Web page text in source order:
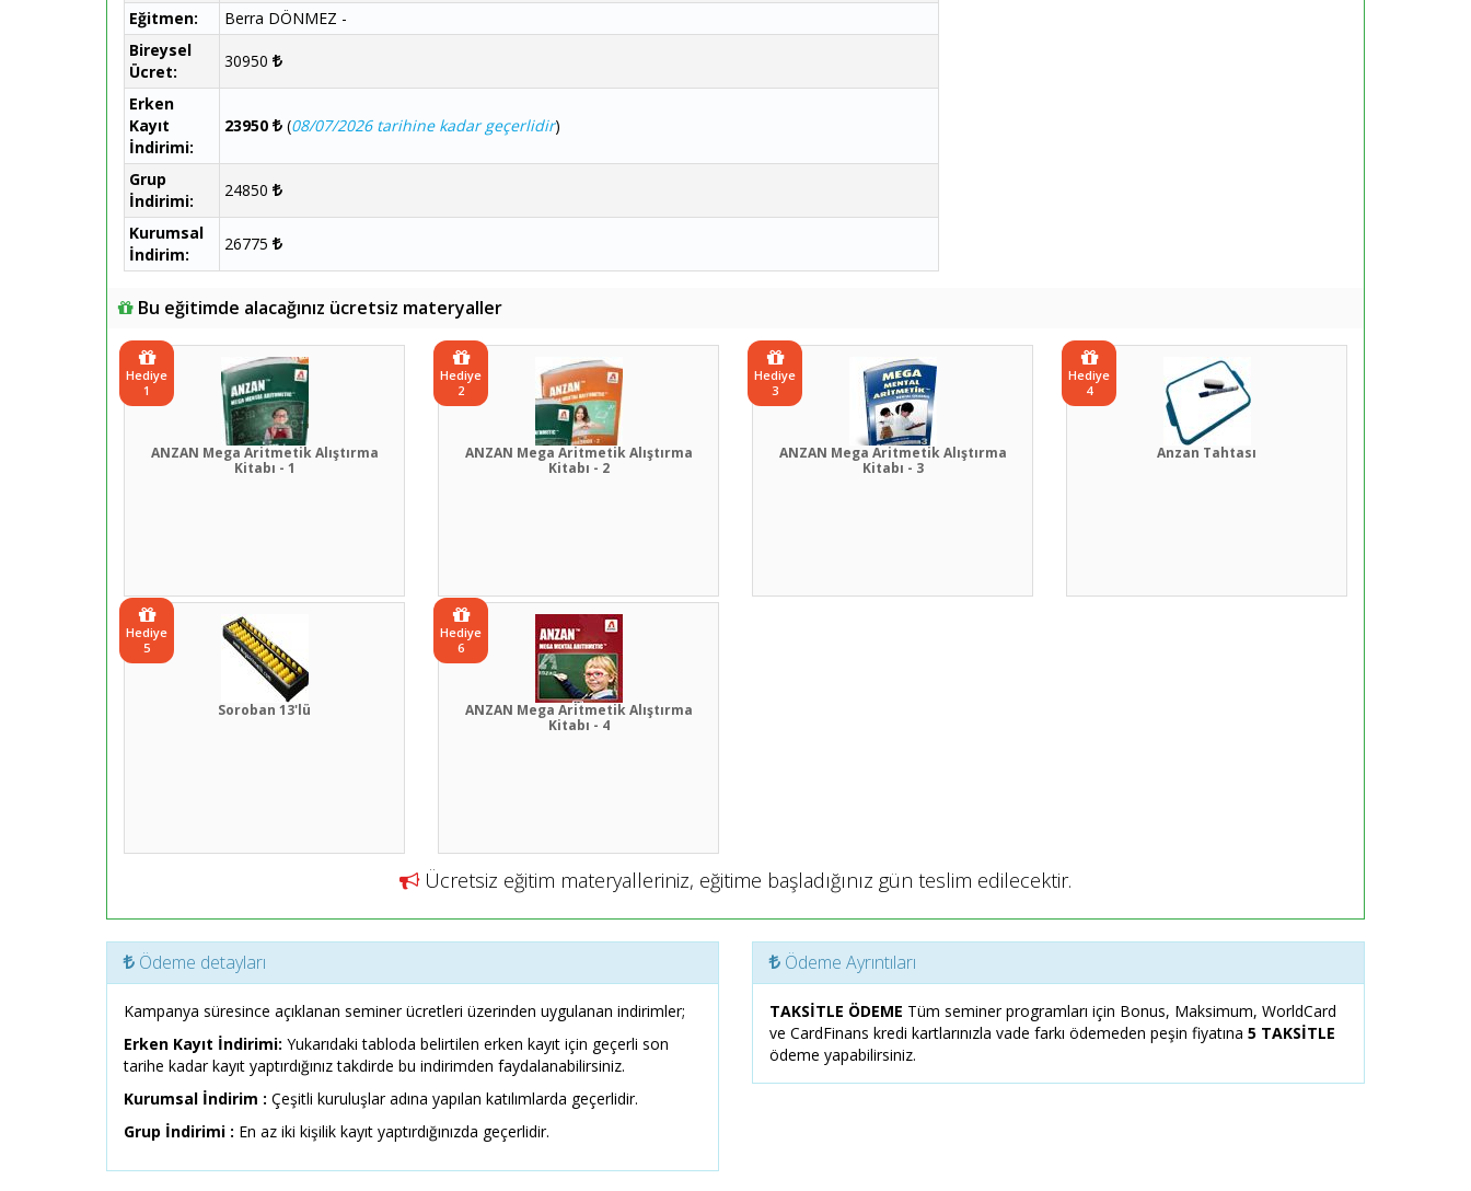
Eğitmen:
Berra DÖNMEZ -
Bireysel
Ücret:
30950
Erken
Kayıt
İndirimi:
23950 (08/07/2026 tarihine kadar geçerlidir)
Grup
İndirimi:
24850
Kurumsal
İndirim:
26775
Bu eğitimde alacağınız ücretsiz materyaller
ANZAN Mega Aritmetik Alıştırma
Kitabı - 1
Hediye
1
ANZAN Mega Aritmetik Alıştırma
Kitabı - 2
Hediye
2
ANZAN Mega Aritmetik Alıştırma
Kitabı - 3
Hediye
3
Anzan Tahtası
Hediye
4
Soroban 13'lü
Hediye
5
ANZAN Mega Aritmetik Alıştırma
Kitabı - 4
Hediye
6
Ücretsiz eğitim materyalleriniz, eğitime başladığınız gün teslim edilecektir.
Ödeme detayları
Kampanya süresince açıklanan seminer ücretleri üzerinden uygulanan indirimler;
Erken Kayıt İndirimi: Yukarıdaki tabloda belirtilen erken kayıt için geçerli son
tarihe kadar kayıt yaptırdığınız takdirde bu indirimden faydalanabilirsiniz.
Kurumsal İndirim : Çeşitli kuruluşlar adına yapılan katılımlarda geçerlidir.
Grup İndirimi : En az iki kişilik kayıt yaptırdığınızda geçerlidir.
Ödeme Ayrıntıları
TAKSİTLE ÖDEME Tüm seminer programları için Bonus, Maksimum, WorldCard
ve CardFinans kredi kartlarınızla vade farkı ödemeden peşin fiyatına 5 TAKSİTLE
ödeme yapabilirsiniz.